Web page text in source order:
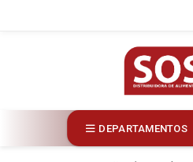
DEPARTAMENTOS